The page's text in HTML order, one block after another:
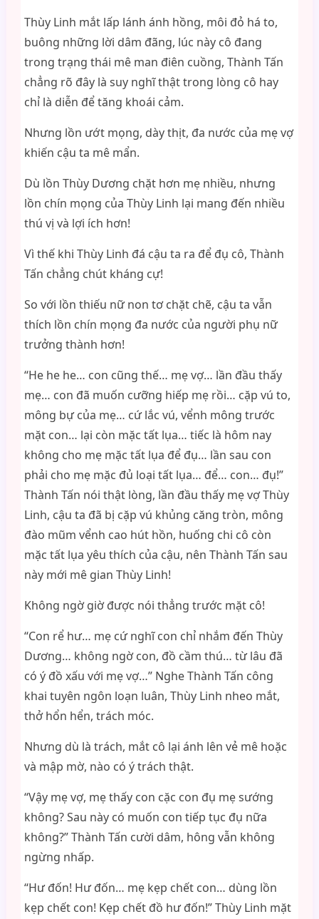
Thùy Linh mắt lấp lánh ánh hồng, môi đỏ há to,
buông những lời dâm đãng, lúc này cô đang
trong trạng thái mê man điên cuồng, Thành Tấn
chẳng rõ đây là suy nghĩ thật trong lòng cô hay
chỉ là diễn để tăng khoái cảm.
Nhưng lồn ướt mọng, dày thịt, đa nước của mẹ vợ
khiến cậu ta mê mẩn.
Dù lồn Thùy Dương chặt hơn mẹ nhiều, nhưng
lồn chín mọng của Thùy Linh lại mang đến nhiều
thú vị và lợi ích hơn!
Vì thế khi Thùy Linh đá cậu ta ra để đụ cô, Thành
Tấn chẳng chút kháng cự!
So với lồn thiếu nữ non tơ chặt chẽ, cậu ta vẫn
thích lồn chín mọng đa nước của người phụ nữ
trưởng thành hơn!
“He he he… con cũng thế… mẹ vợ… lần đầu thấy
mẹ… con đã muốn cưỡng hiếp mẹ rồi… cặp vú to,
mông bự của mẹ… cứ lắc vú, vểnh mông trước
mặt con… lại còn mặc tất lụa… tiếc là hôm nay
không cho mẹ mặc tất lụa để đụ… lần sau con
phải cho mẹ mặc đủ loại tất lụa… để… con… đụ!”
Thành Tấn nói thật lòng, lần đầu thấy mẹ vợ Thùy
Linh, cậu ta đã bị cặp vú khủng căng tròn, mông
đào mũm vểnh cao hút hồn, huống chi cô còn
mặc tất lụa yêu thích của cậu, nên Thành Tấn sau
này mới mê gian Thùy Linh!
Không ngờ giờ được nói thẳng trước mặt cô!
“Con rể hư… mẹ cứ nghĩ con chỉ nhắm đến Thùy
Dương… không ngờ con, đồ cầm thú… từ lâu đã
có ý đồ xấu với mẹ vợ…” Nghe Thành Tấn công
khai tuyên ngôn loạn luân, Thùy Linh nheo mắt,
thở hổn hển, trách móc.
Nhưng dù là trách, mắt cô lại ánh lên vẻ mê hoặc
và mập mờ, nào có ý trách thật.
“Vậy mẹ vợ, mẹ thấy con cặc con đụ mẹ sướng
không? Sau này có muốn con tiếp tục đụ nữa
không?” Thành Tấn cười dâm, hông vẫn không
ngừng nhấp.
“Hư đốn! Hư đốn… mẹ kẹp chết con… dùng lồn
kẹp chết con! Kẹp chết đồ hư đốn!” Thùy Linh mặt